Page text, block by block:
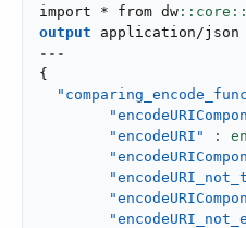
import * from dw
output
application/json
---
{
"encodeURI"
: